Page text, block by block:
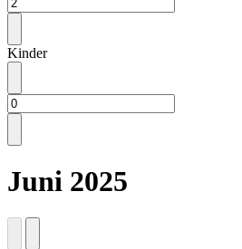
Kinder
Juni 2025